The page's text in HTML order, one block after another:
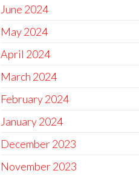
June 2024
May 2024
April 2024
March 2024
February 2024
January 2024
December 2023
November 2023